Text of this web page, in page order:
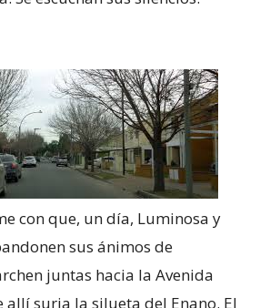
con que, un día, Luminosa y
sus ánimos de
juntas hacia la Avenida
allí surja la silueta del Enano. El